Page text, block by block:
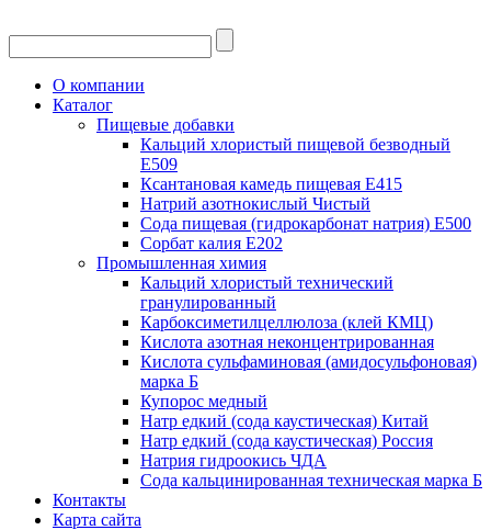
О компании
Каталог
Пищевые добавки
Кальций хлористый пищевой безводный
Е509
Ксантановая камедь пищевая Е415
Натрий азотнокислый Чистый
Сода пищевая (гидрокарбонат натрия) Е500
Сорбат калия Е202
Промышленная химия
Кальций хлористый технический
гранулированный
Карбоксиметилцеллюлоза (клей КМЦ)
Кислота азотная неконцентрированная
Кислота сульфаминовая (амидосульфоновая)
марка Б
Купорос медный
Натр едкий (сода каустическая) Китай
Натр едкий (сода каустическая) Россия
Натрия гидроокись ЧДА
Сода кальцинированная техническая марка Б
Контакты
Карта сайта